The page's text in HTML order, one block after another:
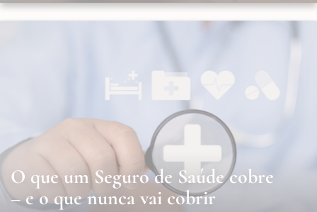
O que um Seguro de Saúde cobre
– e o que nunca vai cobrir